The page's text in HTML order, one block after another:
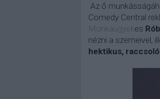
Az ő
Comedy Central
Munkaügyekes
nézni a szemeivel,
hektikus,